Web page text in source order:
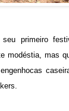
primeiro
modéstia, mas